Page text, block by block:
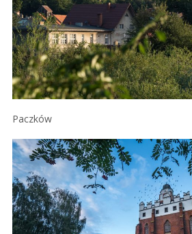
Paczków